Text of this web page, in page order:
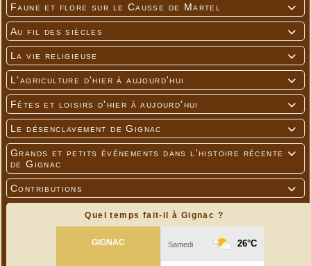

Faune et flore sur le Causse de Martel

Au fil des siècles

La vie religieuse

L'agriculture d'hier à aujourd'hui

Fêtes et loisirs d'hier à aujourd'hui

Le désenclavement de Gignac

Grands et petits événements dans l'histoire récente
de Gignac

Contributions
Quel temps fait-il à Gignac ?